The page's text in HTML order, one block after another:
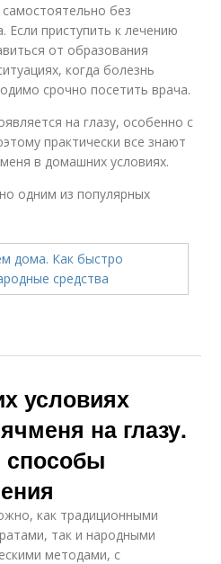
без
Если приступить к лечению
от образования
когда болезнь
срочно посетить врача.
на глазу, особенно с
практически все знают
в домашних условиях.
одним из популярных
условиях
на глазу.
как традиционными
так и народными
методами, с